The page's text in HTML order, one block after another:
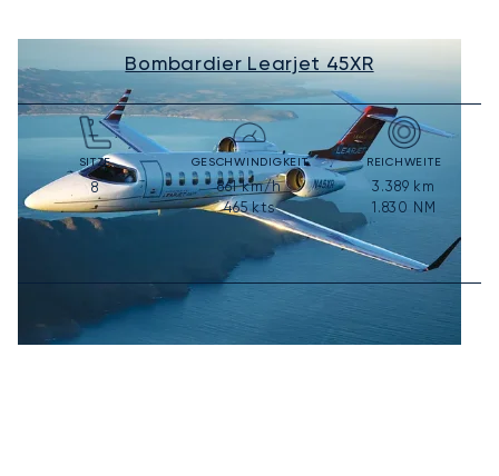
Bombardier Learjet 45XR
SITZE
8
GESCHWINDIGKEIT
861km/h
465kts
REICHWEITE
3.389 km
1.830 NM